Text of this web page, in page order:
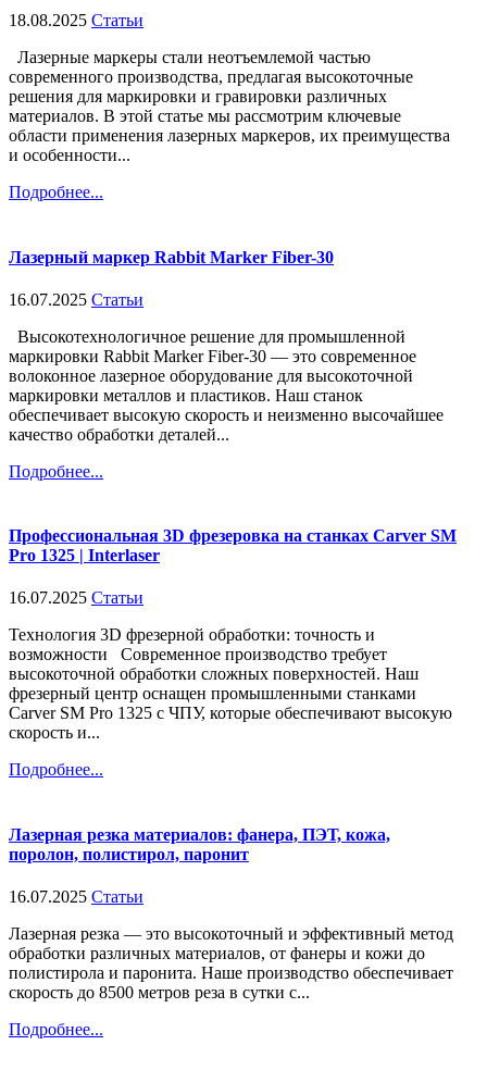
18.08.2025 Статьи
Лазерные маркеры стали неотъемлемой частью
современного производства, предлагая высокоточные
решения для маркировки и гравировки различных
материалов. В этой статье мы рассмотрим ключевые
области применения лазерных маркеров, их преимущества
и особенности...
Подробнее...
Лазерный маркер Rabbit Marker Fiber-30
16.07.2025 Статьи
Высокотехнологичное решение для промышленной
маркировки Rabbit Marker Fiber-30 — это современное
волоконное лазерное оборудование для высокоточной
маркировки металлов и пластиков. Наш станок
обеспечивает высокую скорость и неизменно высочайшее
качество обработки деталей...
Подробнее...
Профессиональная 3D фрезеровка на станках Carver SM
Pro 1325 | Interlaser
16.07.2025 Статьи
Технология 3D фрезерной обработки: точность и
возможности Современное производство требует
высокоточной обработки сложных поверхностей. Наш
фрезерный центр оснащен промышленными станками
Carver SM Pro 1325 с ЧПУ, которые обеспечивают высокую
скорость и...
Подробнее...
Лазерная резка материалов: фанера, ПЭТ, кожа,
поролон, полистирол, паронит
16.07.2025 Статьи
Лазерная резка — это высокоточный и эффективный метод
обработки различных материалов, от фанеры и кожи до
полистирола и паронита. Наше производство обеспечивает
скорость до 8500 метров реза в сутки с...
Подробнее...